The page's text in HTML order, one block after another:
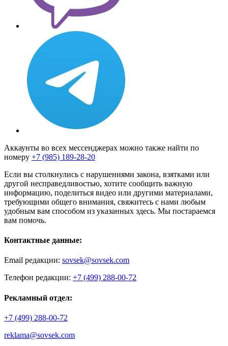
Аккаунты во всех мессенджерах можно также найти по
номеру +7 (985) 189-28-20
Если вы столкнулись с нарушениями закона, взятками или
другой несправедливостью, хотите сообщить важную
информацию, поделиться видео или другими материалами,
требующими общего внимания, свяжитесь с нами любым
удобным вам способом из указанных здесь. Мы постараемся
вам помочь.
Контактные данные:
Email редакции: sovsek@sovsek.com
Телефон редакции: +7 (499) 288-00-72
Рекламный отдел:
+7 (499) 288-00-72
reklama@sovsek.com